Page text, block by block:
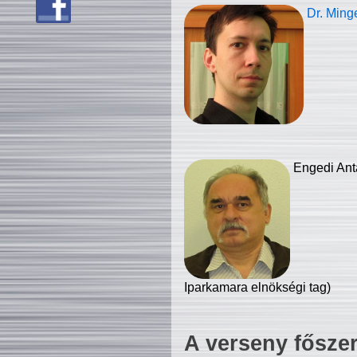
Dr.
Engedi
Iparkamara elnökségi tag)
A verseny